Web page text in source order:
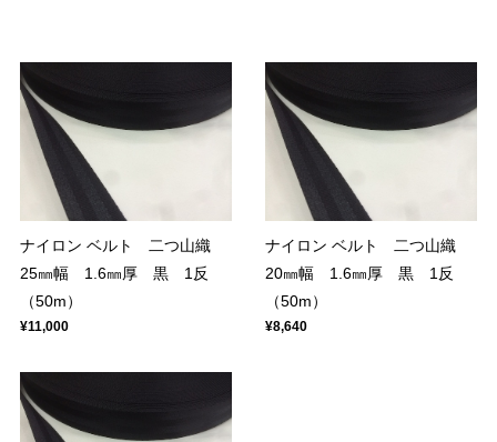
ナイロン ベルト 二つ山織
25㎜幅 1.6㎜厚 黒 1反
（50m）
¥11,000
ナイロン ベルト 二つ山織
20㎜幅 1.6㎜厚 黒 1反
（50m）
¥8,640